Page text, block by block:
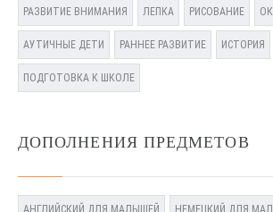
РАЗВИТИЕ ВНИМАНИЯ ЛЕПКА РИСОВАНИЕ
АУТИЧНЫЕ ДЕТИ РАННЕЕ РАЗВИТИЕ ИСТОРИЯ
ПОДГОТОВКА К ШКОЛЕ
ДОПОЛНЕНИЯ ПРЕДМЕТОВ
АНГЛИЙСКИЙ ДЛЯ МАЛЫШЕЙ НЕМЕЦКИЙ ДЛЯ